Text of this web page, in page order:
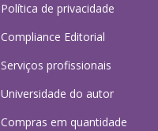
Política de privacidade
Compliance Editorial
Serviços profissionais
Universidade do autor
Compras em quantidade